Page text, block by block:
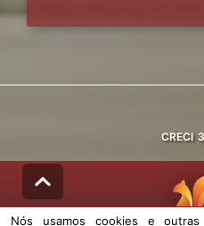
CRECI
Nós usamos cookies e outras